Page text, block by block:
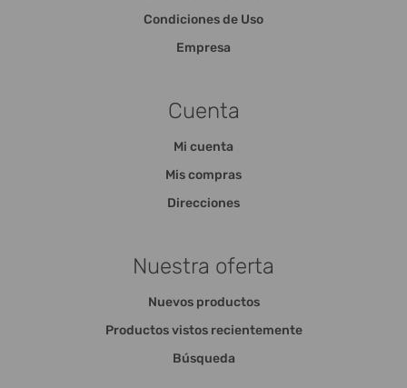
Condiciones de Uso
Empresa
Cuenta
Mi cuenta
Mis compras
Direcciones
Nuestra oferta
Nuevos productos
Productos vistos recientemente
Búsqueda